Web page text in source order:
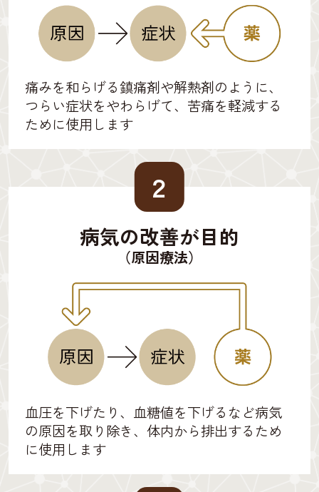
痛みを和らげる鎮痛剤や解熱剤のように、
つらい症状をやわらげて、苦痛を軽減する
ために使用します
２
病気の改善が目的
（原因療法）
血圧を下げたり、血糖値を下げるなど病気
の原因を取り除き、体内から排出するため
に使用します